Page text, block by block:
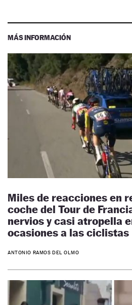
MÁS INFORMACIÓN
Miles de reacciones en
coche del Tour de
nervios y casi atropella
ocasiones a las ciclistas
ANTONIO RAMOS DEL OLMO